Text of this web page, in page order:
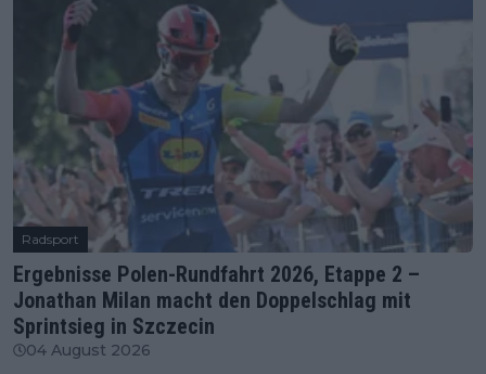
Radsport
Ergebnisse Polen-Rundfahrt 2026, Etappe 2 –
Jonathan Milan macht den Doppelschlag mit
Sprintsieg in Szczecin
04 August 2026